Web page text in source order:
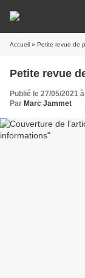
Accueil » Petite revue de
Petite revue
Publié le 27/05/2021
Par Marc Jammet